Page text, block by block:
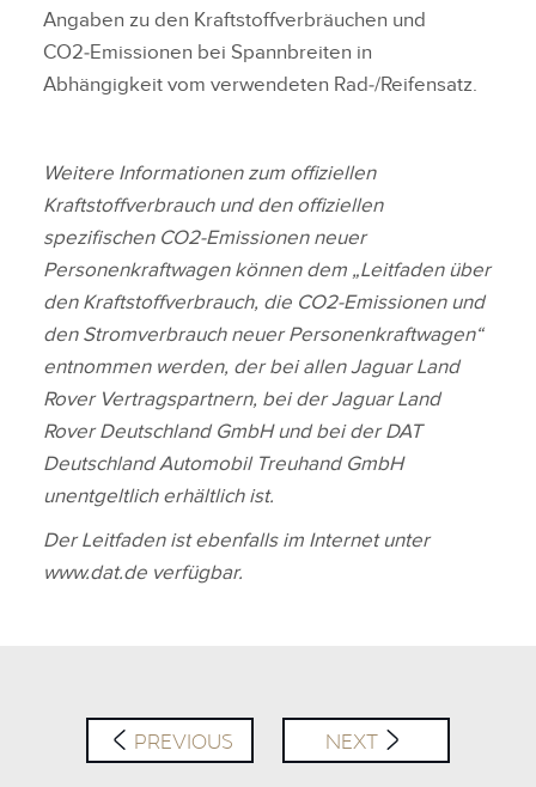
Angaben zu den Kraftstoffverbräuchen und
CO2‑Emissionen bei Spannbreiten in
Abhängigkeit vom verwendeten Rad‑/Reifensatz.
Weitere Informationen zum offiziellen
Kraftstoffverbrauch und den offiziellen
spezifischen CO2‑Emissionen neuer
Personenkraftwagen können dem „Leitfaden über
den Kraftstoffverbrauch, die CO2‑Emissionen und
den Stromverbrauch neuer Personenkraftwagen“
entnommen werden, der bei allen Jaguar Land
Rover Vertragspartnern, bei der Jaguar Land
Rover Deutschland GmbH und bei der DAT
Deutschland Automobil Treuhand GmbH
unentgeltlich erhältlich ist.
Der Leitfaden ist ebenfalls im Internet unter
www.dat.de verfügbar.
PREVIOUS NEXT